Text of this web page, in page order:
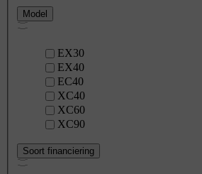
Model
EX30
EX40
EC40
XC40
XC60
XC90
Soort financiering